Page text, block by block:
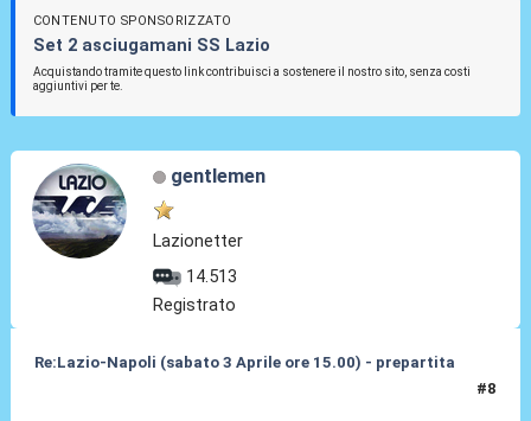
CONTENUTO SPONSORIZZATO
Set 2 asciugamani SS Lazio
Acquistando tramite questo link contribuisci a sostenere il nostro sito, senza costi
aggiuntivi per te.
gentlemen
Lazionetter
14.513
Registrato
Re:Lazio-Napoli (sabato 3 Aprile ore 15.00) - prepartita
#8